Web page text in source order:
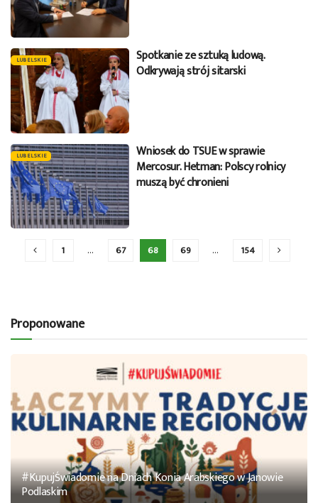
LUBELSKIE
Spotkanie ze sztuką ludową.
Odkrywają strój sitarski
LUBELSKIE
Wniosek do TSUE w sprawie
Mercosur. Hetman: Polscy rolnicy
muszą być chronieni
1 … 67 68 69 … 154
Proponowane
#KupujŚwiadomie na Dniach Konia Arabskiego w Janowie
Podlaskim